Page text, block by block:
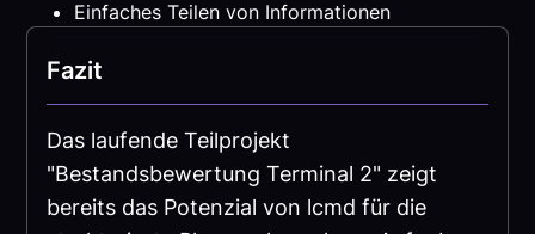
Einfaches Teilen von Informationen
Fazit
Das laufende Teilprojekt
"Bestandsbewertung Terminal 2" zeigt
bereits das Potenzial von lcmd für die